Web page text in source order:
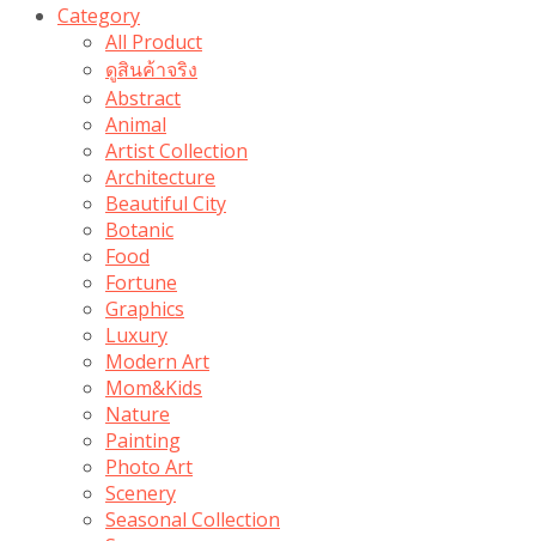
Category
All Product
ดูสินค้าจริง
Abstract
Animal
Artist Collection
Architecture
Beautiful City
Botanic
Food
Fortune
Graphics
Luxury
Modern Art
Mom&Kids
Nature
Painting
Photo Art
Scenery
Seasonal Collection